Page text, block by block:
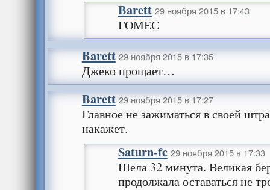
Barett 29 ноября 2015 в 17:43
ГОМЕС
Barett 29 ноября 2015 в 17:35
Джеко прощает…
Barett 29 ноября 2015 в 17:27
Главное не зажиматься в своей
накажет.
Saturn-fc 29 ноября 2015 в 17:33
Шела 32 минута. Великая
продолжала оставаться не